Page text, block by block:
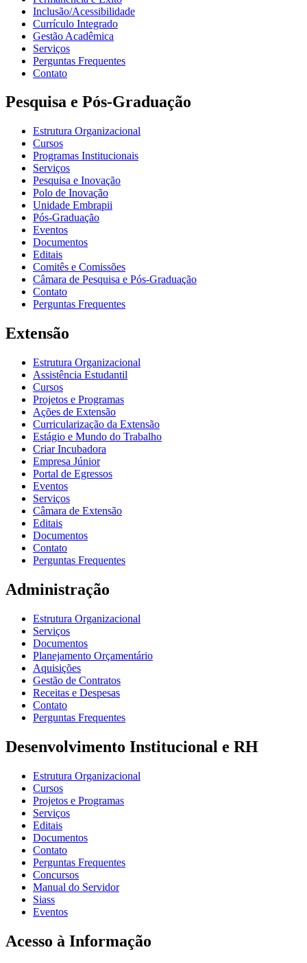
Inclusão/Acessibilidade
Currículo Integrado
Gestão Acadêmica
Serviços
Perguntas Frequentes
Contato
Pesquisa e Pós-Graduação
Estrutura Organizacional
Cursos
Programas Institucionais
Serviços
Pesquisa e Inovação
Polo de Inovação
Unidade Embrapii
Pós-Graduação
Eventos
Documentos
Editais
Comitês e Comissões
Câmara de Pesquisa e Pós-Graduação
Contato
Perguntas Frequentes
Extensão
Estrutura Organizacional
Assistência Estudantil
Cursos
Projetos e Programas
Ações de Extensão
Curricularização da Extensão
Estágio e Mundo do Trabalho
Criar Incubadora
Empresa Júnior
Portal de Egressos
Eventos
Serviços
Câmara de Extensão
Editais
Documentos
Contato
Perguntas Frequentes
Administração
Estrutura Organizacional
Serviços
Documentos
Planejamento Orçamentário
Aquisições
Gestão de Contratos
Receitas e Despesas
Contato
Perguntas Frequentes
Desenvolvimento Institucional e RH
Estrutura Organizacional
Cursos
Projetos e Programas
Serviços
Editais
Documentos
Contato
Perguntas Frequentes
Concursos
Manual do Servidor
Siass
Eventos
Acesso à Informação